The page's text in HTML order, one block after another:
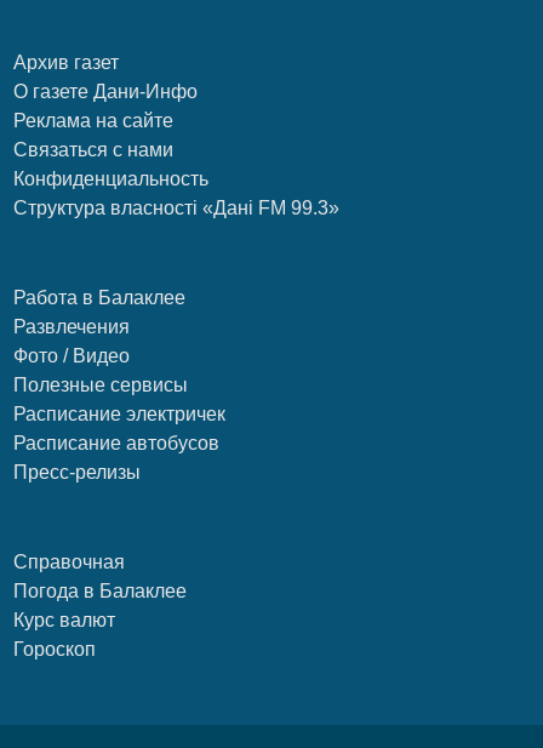
Архив газет
О газете Дани-Инфо
Реклама на сайте
Связаться с нами
Конфиденциальность
Структура власності «Дані FM 99.3»
Работа в Балаклее
Развлечения
Фото / Видео
Полезные сервисы
Расписание электричек
Расписание автобусов
Пресс-релизы
Справочная
Погода в Балаклее
Курс валют
Гороскоп